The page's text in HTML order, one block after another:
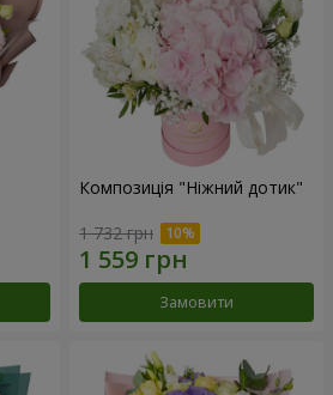
Композиція "Ніжний дотик"
1 732 грн
Замовити